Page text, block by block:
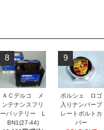
8
ＡＣデルコ メ
ンテナンスフリ
ーバッテリー L
BN1(27-44)
9
ポルシェ ロゴ
入りナンバープ
レートボルトカ
バー